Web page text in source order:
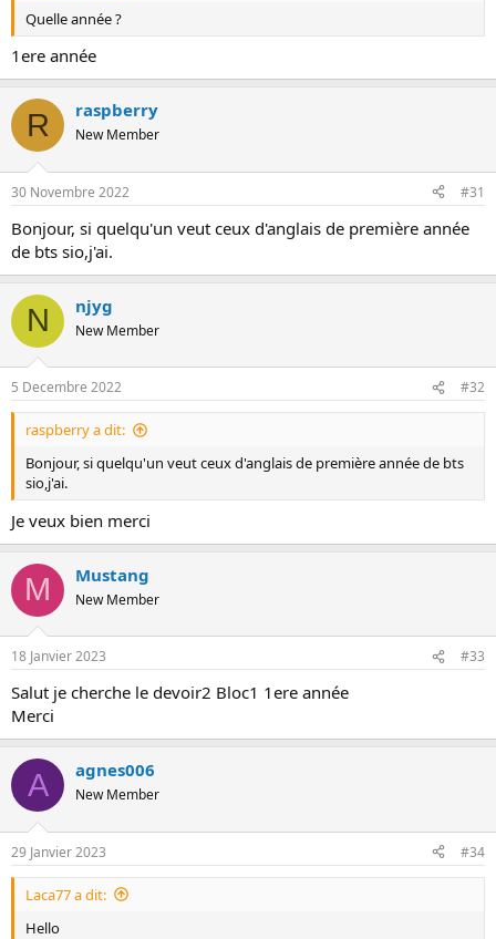
Quelle année ?
1ere année
R raspberry
New Member
30 Novembre 2022 #31
Bonjour, si quelqu'un veut ceux d'anglais de première année
de bts sio,j'ai.
N njyg
New Member
5 Decembre 2022 #32
raspberry a dit:
Bonjour, si quelqu'un veut ceux d'anglais de première année de bts
sio,j'ai.
Je veux bien merci
M Mustang
New Member
18 Janvier 2023 #33
Salut je cherche le devoir2 Bloc1 1ere année
Merci
A agnes006
New Member
29 Janvier 2023 #34
Laca77 a dit:
Hello